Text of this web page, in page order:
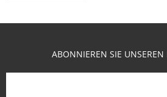
ABONNIEREN SIE UNSEREN